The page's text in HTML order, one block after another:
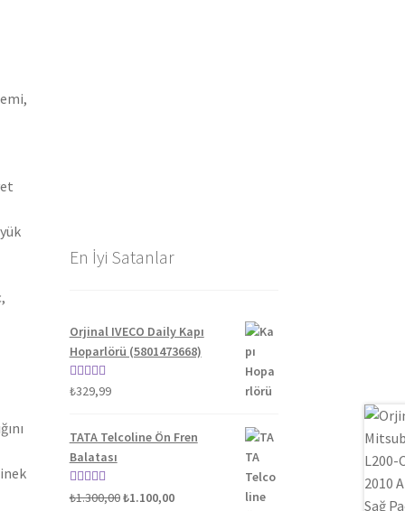
En İyi Satanlar
Orjinal IVECO Daily Kapı
Hoparlörü (5801473668)
5 üzerinden
₺329,99
TATA Telcoline Ön Fren
Balatası
5 üzerinden
₺1.300,00Orijinal
₺1.100,00Şu